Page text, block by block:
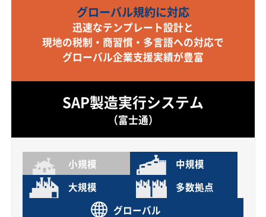
グローバル規約に対応
迅速なテンプレート設計と
現地の税制・商習慣・多言語への対応で
グローバル企業支援実績が豊富
SAP製造実行システム
（富士通）
小規模
中規模
大規模
多数拠点
グローバル